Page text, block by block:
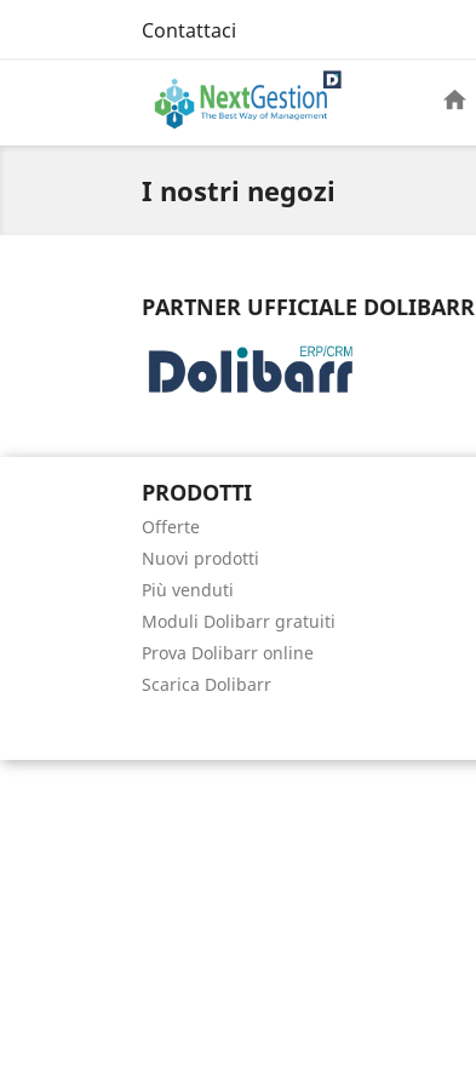
Contattaci
I nostri negozi
PARTNER UFFICIALE DOLIBARR
PRODOTTI
Offerte
Nuovi prodotti
Più venduti
Moduli Dolibarr gratuiti
Prova Dolibarr online
Scarica Dolibarr